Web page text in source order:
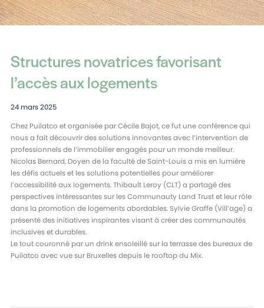
Structures novatrices favorisant
l’accès aux logements
24 mars 2025
Chez Puilatco et organisée par Cécile Bajot, ce fut une conférence qui
nous a fait découvrir des solutions innovantes avec l’intervention de
professionnels de l’immobilier engagés pour un monde meilleur.
Nicolas Bernard, Doyen de la faculté de Saint-Louis a mis en lumière
les défis actuels et les solutions potentielles pour améliorer
l’accessibilité aux logements. Thibault Leroy (CLT) a partagé des
perspectives intéressantes sur les Communauty Land Trust et leur rôle
dans la promotion de logements abordables. Sylvie Graffe (Vill’age) a
présenté des initiatives inspirantes visant à créer des communautés
inclusives et durables.
Le tout couronné par un drink ensoleillé sur la terrasse des bureaux de
Puilatco avec vue sur Bruxelles depuis le rooftop du Mix.